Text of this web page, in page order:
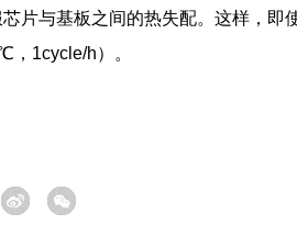
片与基板之间的热失配。这样，即
，1cycle/h）。